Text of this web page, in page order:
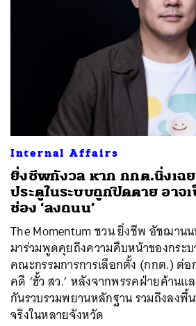
Internal Affairs
ยิ่งชีพกังวล หาก กกต.นิ่งเฉย
ประตูในระบบถูกปิดตาย อาจ
ช่อง ‘ลงถนน’
The Momentum ชวน ยิ่งชีพ อัชฌาน
มาร่วมพูดคุยถึงความคืบหน้าของกระ
คณะกรรมการการเลือกตั้ง (กกต.) ต่
คดี ‘ฮั้ว สว.’ หลังจากพรรคฝ่ายค้านแ
กันรวบรวมพยานหลักฐาน รวมถึงลงพื้
จริงในหลายจังหวัด